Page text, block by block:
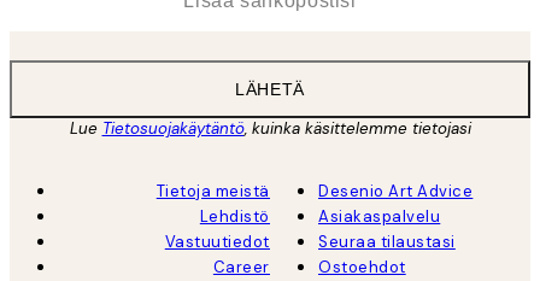
LÄHETÄ
Lue Tietosuojakäytäntö, kuinka käsittelemme tietojasi
Tietoja meistä
Lehdistö
Vastuutiedot
Career
Desenio Art Advice
Asiakaspalvelu
Seuraa tilaustasi
Ostoehdot